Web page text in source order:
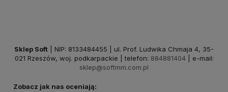
Sklep Soft | NIP: 8133484455 | ul. Prof. Ludwika Chmaja 4, 35-
021 Rzeszów, woj. podkarpackie | telefon: 884881404 | e-mail:
sklep@softmm.com.pl
Zobacz jak nas oceniają: